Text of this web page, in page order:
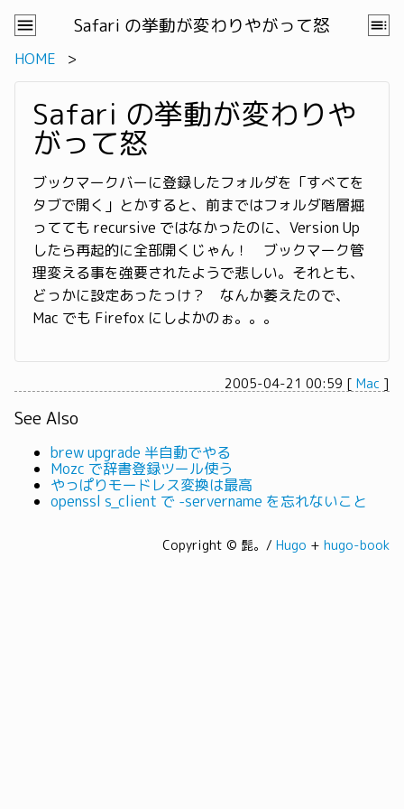
Safari の挙動が変わりやがって怒
HOME
Safari の挙動が変わりや
がって怒
ブックマークバーに登録したフォルダを「すべてを
タブで開く」とかすると、前まではフォルダ階層掘
ってても recursive ではなかったのに、Version Up
したら再起的に全部開くじゃん！ ブックマーク管
理変える事を強要されたようで悲しい。それとも、
どっかに設定あったっけ？ なんか萎えたので、
Mac でも Firefox にしよかのぉ。。。
2005-04-21 00:59 [ Mac ]
See Also
brew upgrade 半自動でやる
Mozc で辞書登録ツール使う
やっぱりモードレス変換は最高
openssl s_client で -servername を忘れないこと
Copyright © 髭。/ Hugo + hugo-book